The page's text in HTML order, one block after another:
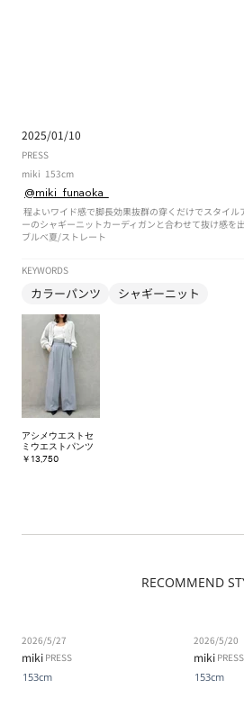
2025/01/10
PRESS
miki 153cm
@miki_funaoka_
ブルべ夏/ストレート
程よいワイド感で脚長効果抜群の穿くだけでスタイル
ーのシャギーニットカーディガンと合わせて抜け感を
KEYWORDS
カラーパンツ シャギーニット
アシメウエストセ
ミウエストパンツ
￥13,750
RECOMMEND
miki PRESS
2026/5/27
153cm
miki PRESS
2026/5/20
153cm